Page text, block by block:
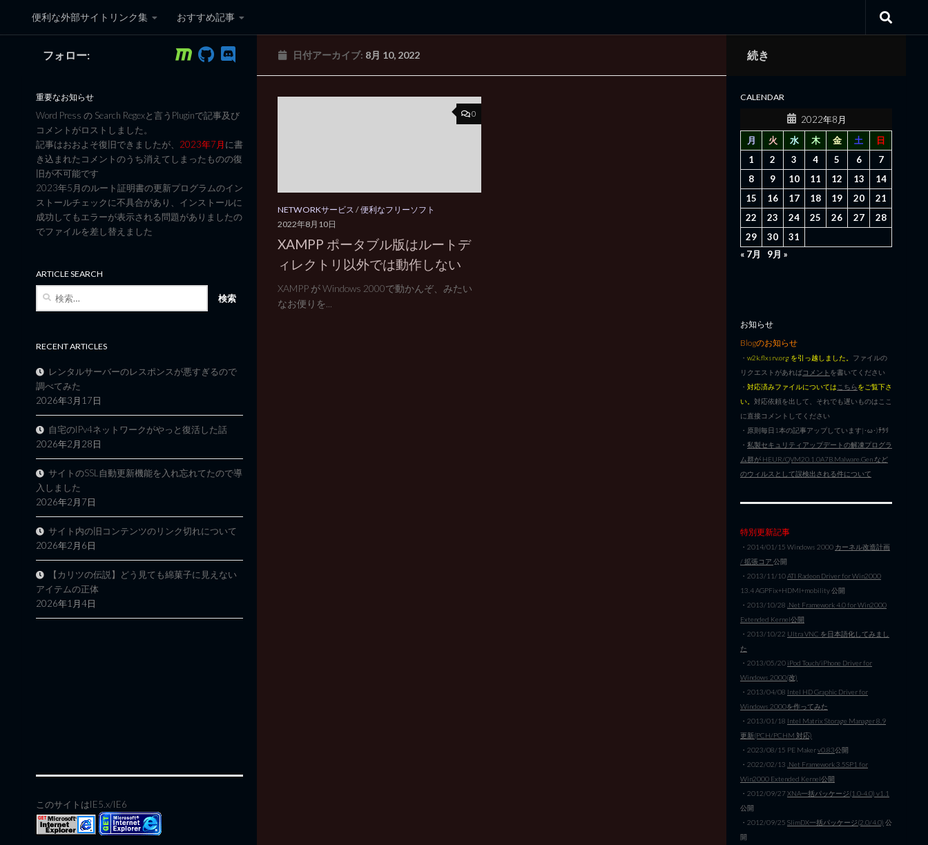
コンテンツへスキップ
便利な外部サイトリンク集 おすすめ記事
黒翼猫のコンピュータ日記 3rd Edition
日付アーカイブ: 8月 10, 2022
0
NETWORKサービス /便利なフリーソフト
2022年8月10日
XAMPP ポータブル版はルートデ
ィレクトリ以外では動作しない
XAMPP が Windows 2000で動かんぞ、みたい
なお便りを...
フォロー:
重要なお知らせ
Word Press の Search Regexと言うPluginで記事及び
コメントがロストしました。
記事はおおよそ復旧できましたが、 2023年7月に書
き込まれたコメントのうち消えてしまったものの復
旧が不可能です
2023年5月のルート証明書の更新プログラムのイン
ストールチェックに不具合があり、インストールに
成功してもエラーが表示される問題がありましたの
でファイルを差し替えました
ARTICLE SEARCH
RECENT ARTICLES
レンタルサーバーのレスポンスが悪すぎるので
調べてみた
2026年3月17日
自宅のIPv4ネットワークがやっと復活した話
2026年2月28日
サイトのSSL自動更新機能を入れ忘れてたので導
入しました
2026年2月7日
サイト内の旧コンテンツのリンク切れについて
2026年2月6日
【カリツの伝説】どう見ても綿菓子に見えない
アイテムの正体
2026年1月4日
このサイトはIE5.x/IE6
続き
CALENDAR
2022年8月
月
火 水 木 金 土
日
1
2 3 4 5 6
7
8
9 10 11 12 13
14
15
16 17 18 19 20
21
22
23 24 25 26 27
28
29
30
31
« 7月
9月 »
お知らせ
Blogのお知らせ
・ w2k.flxsrv.org を引っ越しました。 ファイルの
リクエストがあればコメント を書いてください
・ 対応済みファイルについては こちらをご覧下さ
い。 対応依頼を出して、それでも遅いものはここ
に直接コメントしてください
・原則毎日1本の記事アップしています|･ω･)ﾁﾗﾘ
・ 私製セキュリティアップデートの解凍プログラ
ム群が HEUR/QVM20.1.0A7B.Malware.Gen など
のウィルスとして誤検出される件について
特別更新記事
・2014/01/15 Windows 2000 カーネル改造計画
/ 拡張コア 公開
・2013/11/10ATI Radeon Driver for Win2000
13.4 AGPFix+HDMI+mobility 公開
・2013/10/28 .Net Framework 4.0 for Win2000
Extended Kernel公開
・2013/10/22 Ultra VNC を日本語化してみまし
た
・2013/05/20 iPod Touch/iPhone Driver for
Windows 2000(改)
・2013/04/08 Intel HD Graphic Driver for
Windows 2000を作ってみた
・2013/01/18 Intel Matrix Storage Manager 8.9
更新(PCH/PCHM 対応)
・2023/08/15 PE Makerv0.83公開
・2022/02/13 .Net Framework 3.5SP1 for
Win2000 Extended Kernel公開
・2012/09/27XNA一括パッケージ(1.0-4.0) v1.1
公開
・2012/09/25 SlimDX一括パッケージ(2.0/4.0) 公
開